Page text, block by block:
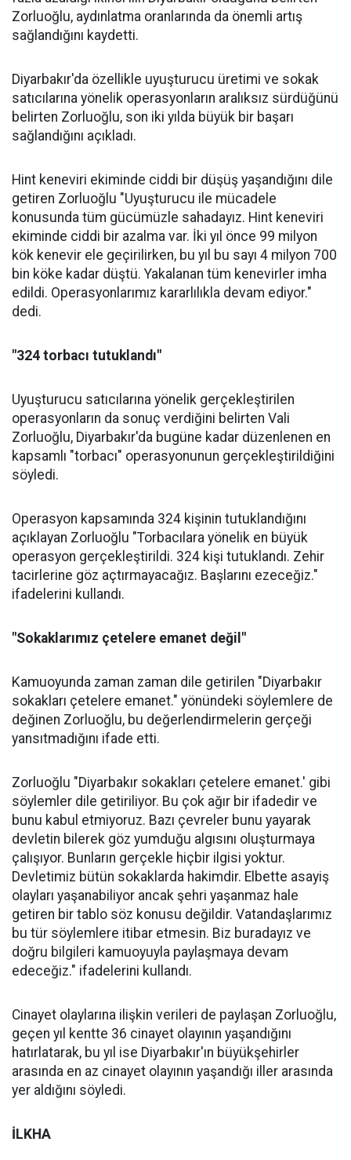
Zorluoğlu, aydınlatma oranlarında da önemli artış
sağlandığını kaydetti.
Diyarbakır'da özellikle uyuşturucu üretimi ve sokak
satıcılarına yönelik operasyonların aralıksız sürdüğünü
belirten Zorluoğlu, son iki yılda büyük bir başarı
sağlandığını açıkladı.
Hint keneviri ekiminde ciddi bir düşüş yaşandığını dile
getiren Zorluoğlu "Uyuşturucu ile mücadele
konusunda tüm gücümüzle sahadayız. Hint keneviri
ekiminde ciddi bir azalma var. İki yıl önce 99 milyon
kök kenevir ele geçirilirken, bu yıl bu sayı 4 milyon 700
bin köke kadar düştü. Yakalanan tüm kenevirler imha
edildi. Operasyonlarımız kararlılıkla devam ediyor."
dedi.
"324 torbacı tutuklandı"
Uyuşturucu satıcılarına yönelik gerçekleştirilen
operasyonların da sonuç verdiğini belirten Vali
Zorluoğlu, Diyarbakır'da bugüne kadar düzenlenen en
kapsamlı "torbacı" operasyonunun gerçekleştirildiğini
söyledi.
Operasyon kapsamında 324 kişinin tutuklandığını
açıklayan Zorluoğlu "Torbacılara yönelik en büyük
operasyon gerçekleştirildi. 324 kişi tutuklandı. Zehir
tacirlerine göz açtırmayacağız. Başlarını ezeceğiz."
ifadelerini kullandı.
"Sokaklarımız çetelere emanet değil"
Kamuoyunda zaman zaman dile getirilen "Diyarbakır
sokakları çetelere emanet." yönündeki söylemlere de
değinen Zorluoğlu, bu değerlendirmelerin gerçeği
yansıtmadığını ifade etti.
Zorluoğlu "Diyarbakır sokakları çetelere emanet.' gibi
söylemler dile getiriliyor. Bu çok ağır bir ifadedir ve
bunu kabul etmiyoruz. Bazı çevreler bunu yayarak
devletin bilerek göz yumduğu algısını oluşturmaya
çalışıyor. Bunların gerçekle hiçbir ilgisi yoktur.
Devletimiz bütün sokaklarda hakimdir. Elbette asayiş
olayları yaşanabiliyor ancak şehri yaşanmaz hale
getiren bir tablo söz konusu değildir. Vatandaşlarımız
bu tür söylemlere itibar etmesin. Biz buradayız ve
doğru bilgileri kamuoyuyla paylaşmaya devam
edeceğiz." ifadelerini kullandı.
Cinayet olaylarına ilişkin verileri de paylaşan Zorluoğlu,
geçen yıl kentte 36 cinayet olayının yaşandığını
hatırlatarak, bu yıl ise Diyarbakır'ın büyükşehirler
arasında en az cinayet olayının yaşandığı iller arasında
yer aldığını söyledi.
İLKHA